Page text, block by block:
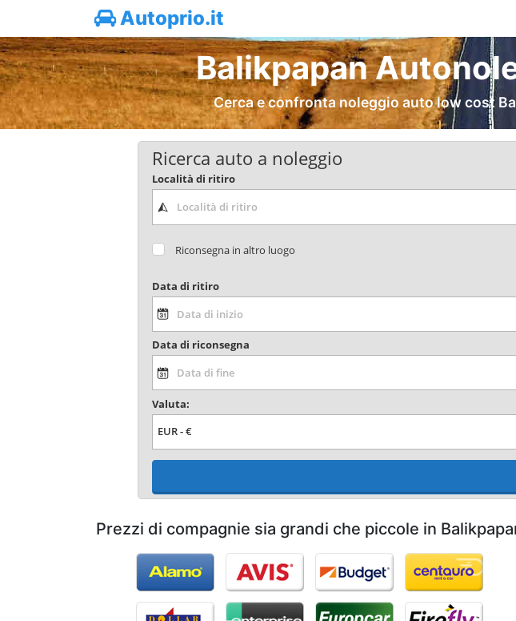
Autoprio.it
Balikpapan
Cerca e confronta noleggio auto low cost
Ricerca auto a noleggio
Località di ritiro
Riconsegna in altro luogo
Data di ritiro
Data di riconsegna
Valuta:
Prezzi di compagnie sia grandi che piccole in